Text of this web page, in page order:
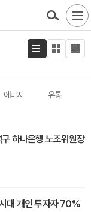
에너지 유통
하나은행 노조위원장
대 개인 투자자 70%